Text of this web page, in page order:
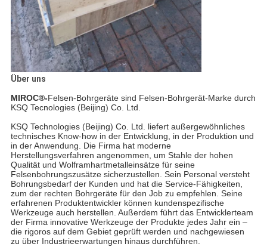
Über uns
MIROC®-Felsen-Bohrgeräte sind Felsen-Bohrgerät-Marke durch
KSQ Tecnologies (Beijing) Co. Ltd.
KSQ Technologies (Beijing) Co. Ltd. liefert außergewöhnliches
technisches Know-how in der Entwicklung, in der Produktion und
in der Anwendung. Die Firma hat moderne
Herstellungsverfahren angenommen, um Stahle der hohen
Qualität und Wolframhartmetalleinsätze für seine
Felsenbohrungszusätze sicherzustellen. Sein Personal versteht
Bohrungsbedarf der Kunden und hat die Service-Fähigkeiten,
zum der rechten Bohrgeräte für den Job zu empfehlen. Seine
erfahrenen Produktentwickler können kundenspezifische
Werkzeuge auch herstellen. Außerdem führt das Entwicklerteam
der Firma innovative Werkzeuge der Produkte jedes Jahr ein –
die rigoros auf dem Gebiet geprüft werden und nachgewiesen
zu über Industrieerwartungen hinaus durchführen.